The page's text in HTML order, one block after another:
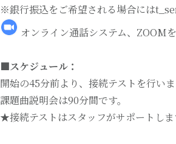
※銀行振込をご希望される場合には
オンライン通話システム、ZOOM
■スケジュール：
開始の45分前より、接続テストを行いま
課題曲説明会は90分間です。
★接続テストはスタッフがサポートしま